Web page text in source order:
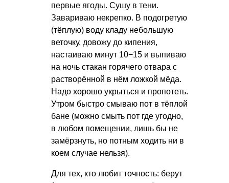
первые ягоды. Сушу в тени.
Завариваю некрепко. В подогретую
(тёплую) воду кладу небольшую
веточку, довожу до кипения,
настаиваю минут 10−15 и выпиваю
на ночь стакан горячего отвара с
растворённой в нём ложкой мёда.
Надо хорошо укрыться и пропотеть.
Утром быстро смываю пот в тёплой
бане (можно смыть пот где угодно,
в любом помещении, лишь бы не
замёрзнуть, но потным ходить ни в
коем случае нельзя).
Для тех, кто любит точность: берут